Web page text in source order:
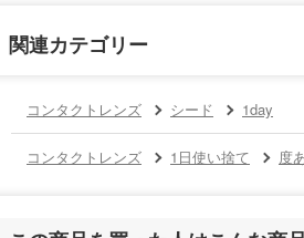
関連カテゴリー
コンタクトレンズ シード 1day
コンタクトレンズ 1日使い捨て 度